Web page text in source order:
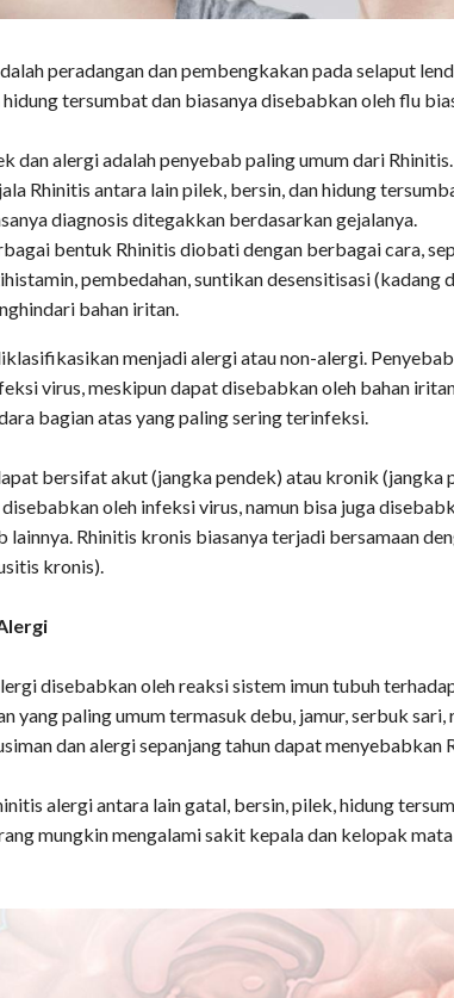
peradangan dan pembengkakan pada selaput
tersumbat dan biasanya disebabkan oleh flu
dan alergi adalah penyebab paling umum dari Rhinitis.
Rhinitis antara lain pilek, bersin, dan hidung
diagnosis ditegakkan berdasarkan gejalanya.
bentuk Rhinitis diobati dengan berbagai cara,
pembedahan, suntikan desensitisasi (kadang
bahan iritan.
menjadi alergi atau non-alergi.
virus, meskipun dapat disebabkan oleh bahan
bagian atas yang paling sering terinfeksi.
bersifat akut (jangka pendek) atau kronik (jangka
oleh infeksi virus, namun bisa juga
lainnya. Rhinitis kronis biasanya terjadi bersamaan
kronis).
disebabkan oleh reaksi sistem imun tubuh
yang paling umum termasuk debu, jamur, serbuk sari,
dan alergi sepanjang tahun dapat menyebabkan
alergi antara lain gatal, bersin, pilek, hidung
mungkin mengalami sakit kepala dan kelopak